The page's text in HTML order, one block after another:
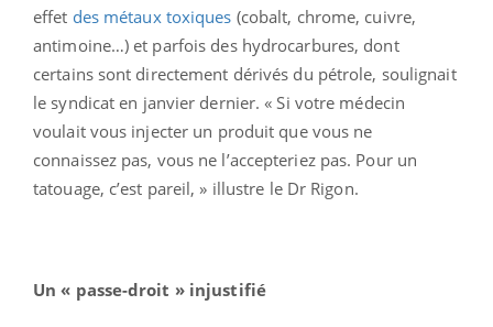
effet des métaux toxiques (cobalt, chrome, cuivre,
antimoine…) et parfois des hydrocarbures, dont
certains sont directement dérivés du pétrole, soulignait
le syndicat en janvier dernier. « Si votre médecin
voulait vous injecter un produit que vous ne
connaissez pas, vous ne l’accepteriez pas. Pour un
tatouage, c’est pareil, » illustre le Dr Rigon.
Un « passe-droit » injustifié